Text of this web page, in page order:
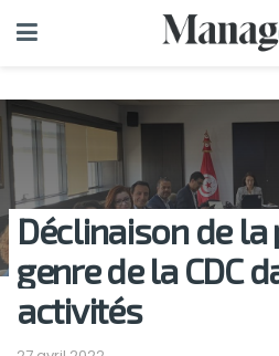
Déclinaison de
genre de la CDC
activités